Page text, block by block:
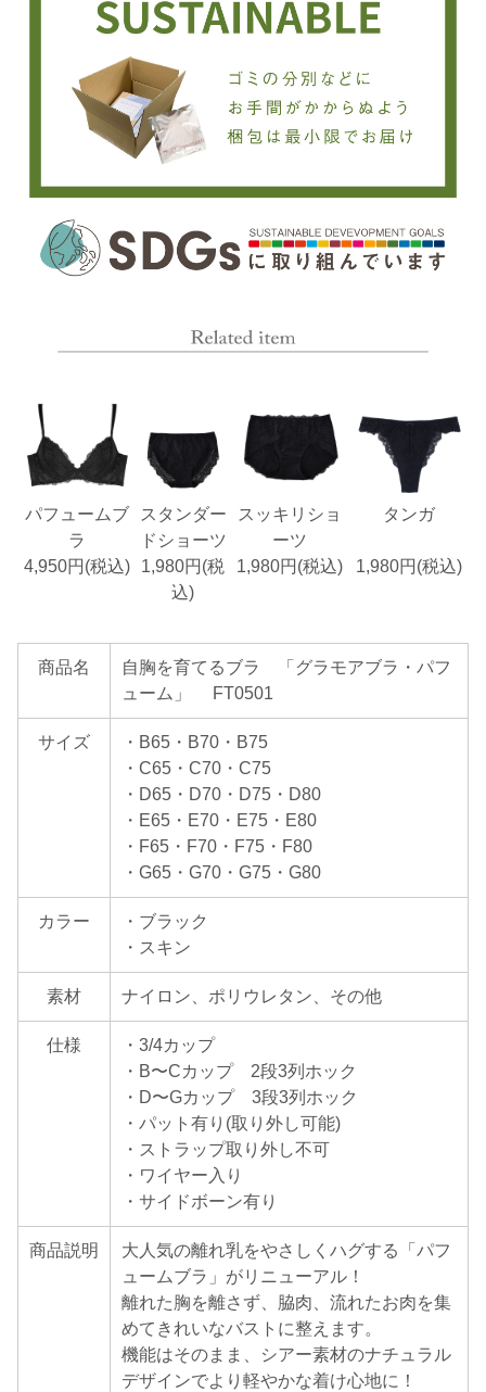
パフュームブ
ラ
スタンダー
ドショーツ
スッキリショ
ーツ
タンガ
4,950円(税込)
1,980円(税
込)
1,980円(税込) 1,980円(税込)
商品名
自胸を育てるブラ 「グラモアブラ・パフ
ューム」 FT0501
サイズ
・B65・B70・B75
・C65・C70・C75
・D65・D70・D75・D80
・E65・E70・E75・E80
・F65・F70・F75・F80
・G65・G70・G75・G80
カラー
・ブラック
・スキン
素材 ナイロン、ポリウレタン、その他
仕様
・3/4カップ
・B〜Cカップ 2段3列ホック
・D〜Gカップ 3段3列ホック
・パット有り(取り外し可能)
・ストラップ取り外し不可
・ワイヤー入り
・サイドボーン有り
商品説明
大人気の離れ乳をやさしくハグする「パフ
ュームブラ」がリニューアル！
離れた胸を離さず、脇肉、流れたお肉を集
めてきれいなバストに整えます。
機能はそのまま、シアー素材のナチュラル
デザインでより軽やかな着け心地に！